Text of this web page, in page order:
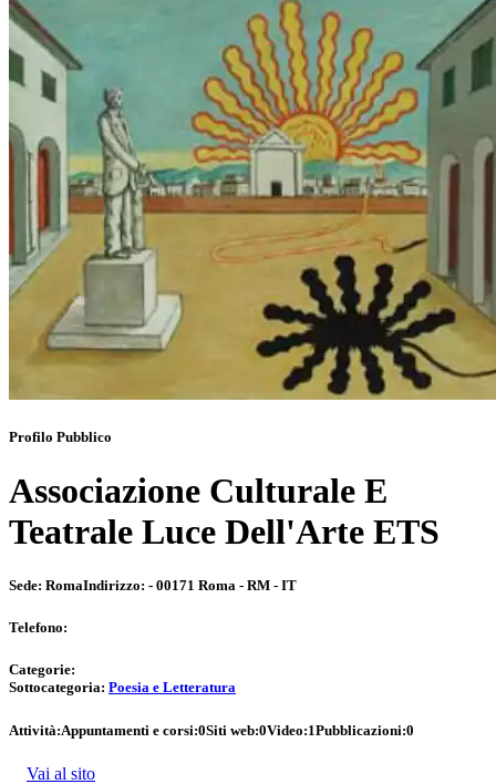
Profilo Pubblico
Associazione Culturale E
Teatrale Luce Dell'Arte ETS
Sede: RomaIndirizzo: - 00171 Roma - RM - IT
Telefono:
Categorie:
Sottocategoria: Poesia e Letteratura
Attività:Appuntamenti e corsi:0Siti web:0Video:1Pubblicazioni:0
Vai al sito